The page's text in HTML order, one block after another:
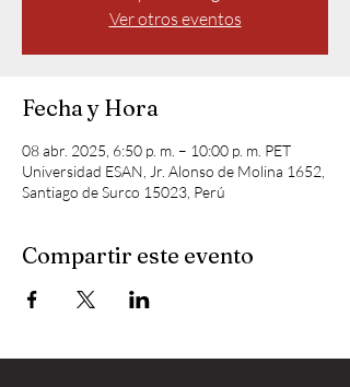
Ver otros eventos
Fecha y Hora
08 abr. 2025, 6:50 p. m. – 10:00 p. m. PET
Universidad ESAN, Jr. Alonso de Molina 1652,
Santiago de Surco 15023, Perú
Compartir este evento